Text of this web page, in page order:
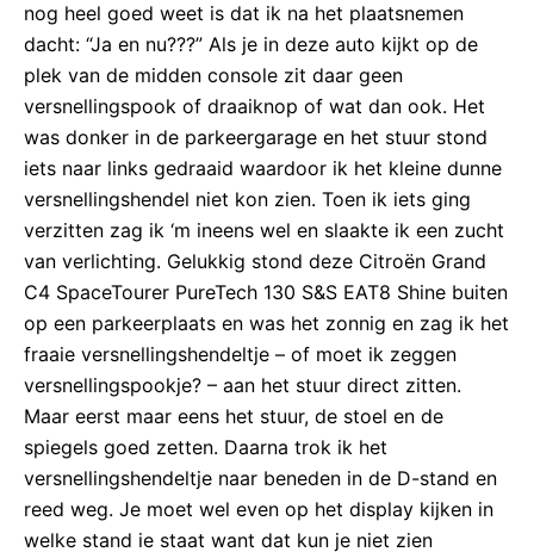
nog heel goed weet is dat ik na het plaatsnemen
dacht: “Ja en nu???” Als je in deze auto kijkt op de
plek van de midden console zit daar geen
versnellingspook of draaiknop of wat dan ook. Het
was donker in de parkeergarage en het stuur stond
iets naar links gedraaid waardoor ik het kleine dunne
versnellingshendel niet kon zien. Toen ik iets ging
verzitten zag ik ‘m ineens wel en slaakte ik een zucht
van verlichting. Gelukkig stond deze Citroën Grand
C4 SpaceTourer PureTech 130 S&S EAT8 Shine buiten
op een parkeerplaats en was het zonnig en zag ik het
fraaie versnellingshendeltje – of moet ik zeggen
versnellingspookje? – aan het stuur direct zitten.
Maar eerst maar eens het stuur, de stoel en de
spiegels goed zetten. Daarna trok ik het
versnellingshendeltje naar beneden in de D-stand en
reed weg. Je moet wel even op het display kijken in
welke stand ie staat want dat kun je niet zien